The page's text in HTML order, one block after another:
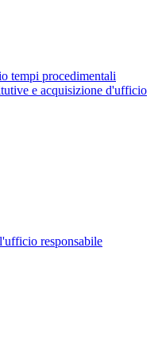
tempi procedimentali
e acquisizione d'ufficio
responsabile